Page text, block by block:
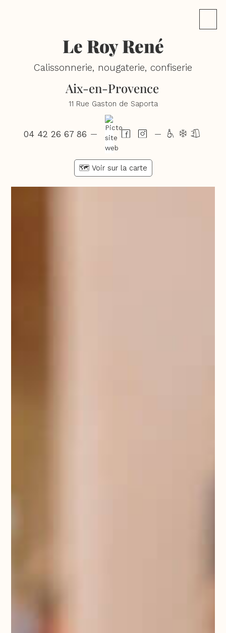
Le Roy René
Calissonnerie, nougaterie, confiserie
Aix-en-Provence
11 Rue Gaston de Saporta
04 42 26 67 86 — — hdl
🗺️ Voir sur la carte